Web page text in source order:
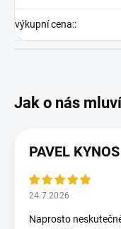
výkupní cena::
PAVEL KYNOS
24.7.2026
Naprosto